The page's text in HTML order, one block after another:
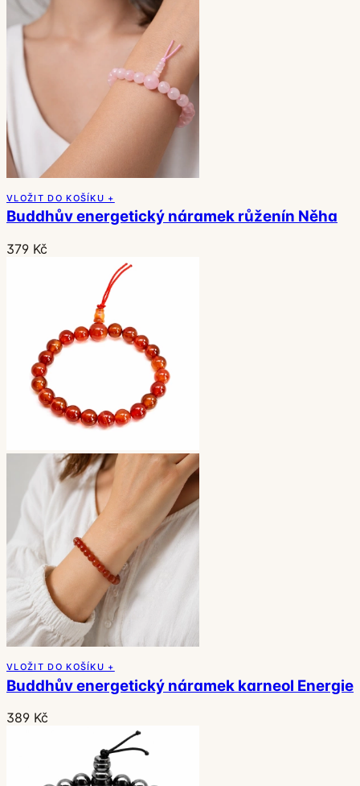
VLOŽIT DO KOŠÍKU +
Buddhův energetický náramek růženín Něha
379 Kč
VLOŽIT DO KOŠÍKU +
Buddhův energetický náramek karneol Energie
389 Kč